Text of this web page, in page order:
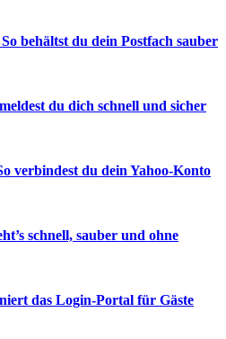
behältst du dein Postfach sauber
du dich schnell und sicher
verbindest du dein Yahoo-Konto
schnell, sauber und ohne
das Login-Portal für Gäste